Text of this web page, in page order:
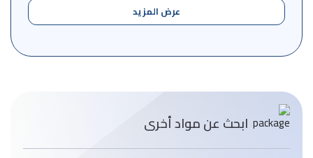
عرض المزيد
ابحث عن مواد أخرى